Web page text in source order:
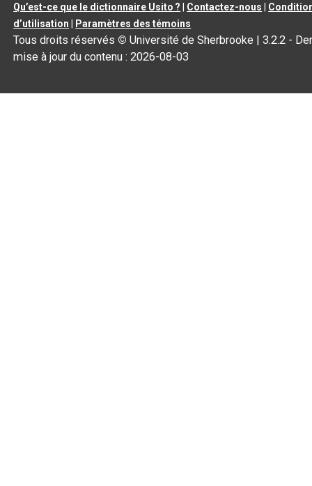
Qu’est-ce que le dictionnaire Usito ? Contactez-nous
d’utilisation
Paramètres des témoins
Tous droits réservés © Université de Sherbrooke |3.2.2 -
mise à jour du contenu :2026-08-03